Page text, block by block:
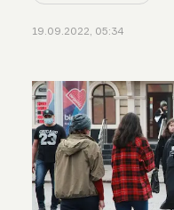
Қазақстандағы тең
тоқталдық
19.09.2022, 05:34